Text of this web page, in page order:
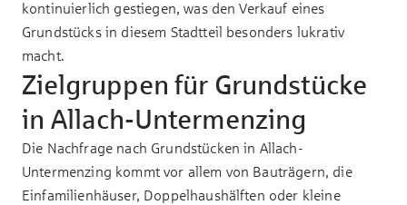
kontinuierlich gestiegen, was den Verkauf eines
Grundstücks in diesem Stadtteil besonders lukrativ
macht.
Zielgruppen für Grundstücke
in Allach-Untermenzing
Die Nachfrage nach Grundstücken in Allach-
Untermenzing kommt vor allem von Bauträgern, die
Einfamilienhäuser, Doppelhaushälften oder kleine